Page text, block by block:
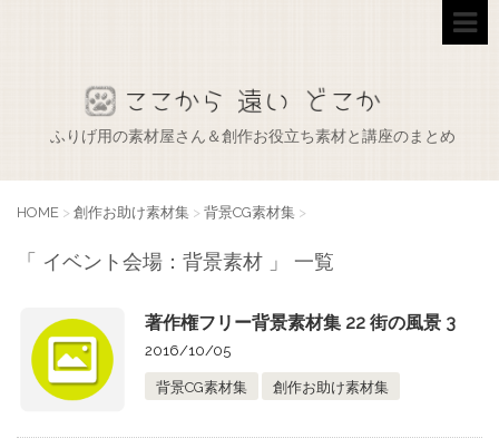
ふりげ用の素材屋さん＆創作お役立ち素材と講座のまとめ
HOME > 創作お助け素材集 > 背景CG素材集 >
「 イベント会場：背景素材 」 一覧
著作権フリー背景素材集 22 街の風景 3
2016/10/05
背景CG素材集 創作お助け素材集